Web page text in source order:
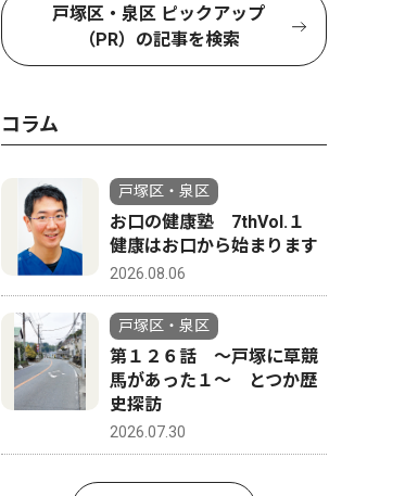
戸塚区・泉区 2026.08.06
認定 第三者調査委員が結果
公表
戸塚区・泉区 ピックアップ
（PR）の記事を検索
コラム
戸塚区・泉区
お口の健康塾 7thVol.１
健康はお口から始まります
2026.08.06
戸塚区・泉区
第１２６話 〜戸塚に草競
馬があった１〜 とつか歴
史探訪
2026.07.30